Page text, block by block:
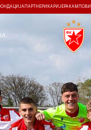
ПАРТНЕРИ КАРИЈЕРА КАМПОВИ